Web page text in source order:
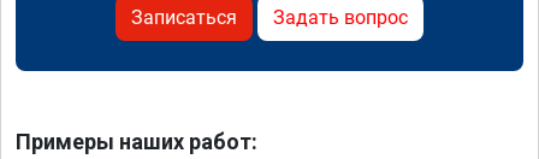
Записаться Задать вопрос
Примеры наших работ: